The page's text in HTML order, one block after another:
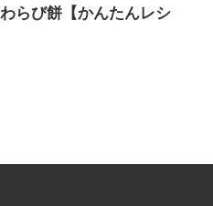
らび餅【かんたんレシ